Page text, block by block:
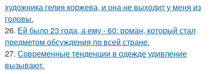
художника гелия коржева, и она не выходит у меня из
головы.
26. Ей было 23 года, а ему - 60: роман, который стал
предметом обсуждения по всей стране.
27. Современные тенденции в одежде удивление
вызывают.